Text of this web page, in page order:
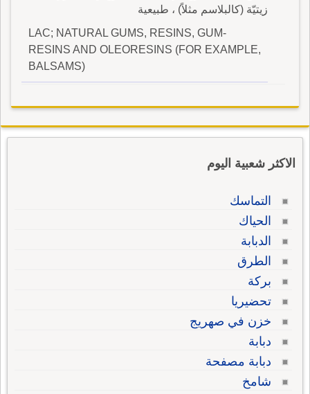
زيتيّة (كالبلاسم مثلاً) ، طبيعية
LAC; NATURAL GUMS, RESINS, GUM-
RESINS AND OLEORESINS (FOR EXAMPLE,
BALSAMS)
الاكثر شعبية اليوم
التماسك
الحياك
الدبابة
الطرق
بركة
تحضيريا
خزن في صهريج
دبابة
دبابة مصفحة
شامخ